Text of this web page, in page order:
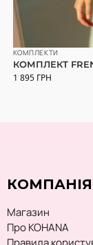
КОМПЛЕКТИ
КОМПЛЕКТ
1 895 ГРН
КОМПАНІЯ
Магазин
Про KOHANA